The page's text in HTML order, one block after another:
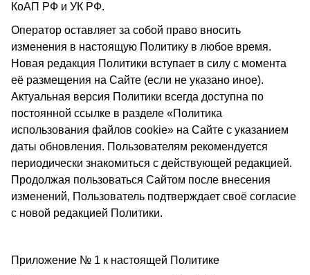
КоАП РФ и УК РФ.
Оператор оставляет за собой право вносить
изменения в настоящую Политику в любое время.
Новая редакция Политики вступает в силу с момента
её размещения на Сайте (если не указано иное).
Актуальная версия Политики всегда доступна по
постоянной ссылке в разделе «Политика
использования файлов cookie» на Сайте с указанием
даты обновления. Пользователям рекомендуется
периодически знакомиться с действующей редакцией.
Продолжая пользоваться Сайтом после внесения
изменений, Пользователь подтверждает своё согласие
с новой редакцией Политики.
Приложение № 1 к настоящей Политике